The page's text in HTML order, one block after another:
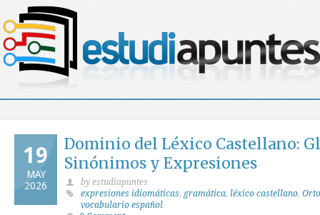
19
MAY
2026
Dominio del Léxico Castellano:
Sinónimos y Expresiones
by estudiapuntes
expresiones idiomáticas, gramática, léxico castellano,
vocabulario español